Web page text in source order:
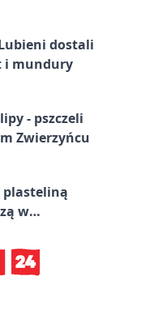
dostali
i mundury
- pszczeli
Zwierzyńcu
plasteliną
w